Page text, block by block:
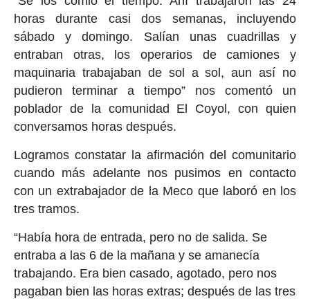
horas durante casi dos semanas, incluyendo
sábado y domingo. Salían unas cuadrillas y
entraban otras, los operarios de camiones y
maquinaria trabajaban de sol a sol, aun así no
pudieron terminar a tiempo” nos comentó un
poblador de la comunidad El Coyol, con quien
conversamos horas después.
Logramos constatar la afirmación del comunitario
cuando más adelante nos pusimos en contacto
con un extrabajador de la Meco que laboró en los
tres tramos.
“Había hora de entrada, pero no de salida. Se
entraba a las 6 de la mañana y se amanecía
trabajando. Era bien casado, agotado, pero nos
pagaban bien las horas extras; después de las tres